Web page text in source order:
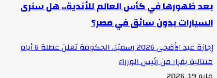
بعد ظهورها في كأس العالم للأندية.. هل سنرى
السيارات بدون سائق في مصر؟
إجازة عيد الأضحى 2026 رسميًا.. الحكومة تعلن عطلة 6 أيام
متتالية بقرار من رئيس الوزراء